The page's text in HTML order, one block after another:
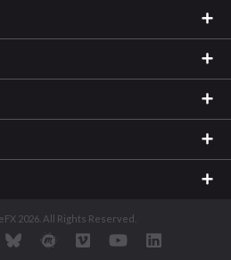
2026. All Rights Reserved.